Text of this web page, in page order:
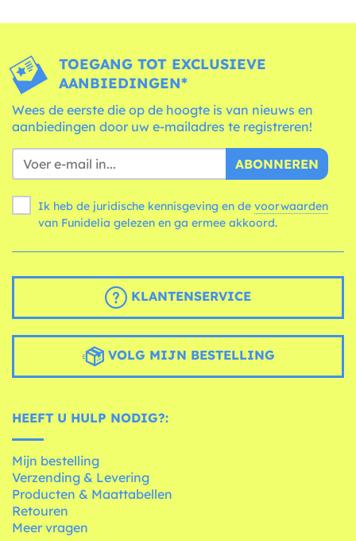
TOEGANG TOT EXCLUSIEVE
AANBIEDINGEN*
Wees de eerste die op de hoogte is van nieuws en
aanbiedingen door uw e-mailadres te registreren!
ABONNEREN
Ik heb de juridische kennisgeving en de voorwaarden
van Funidelia gelezen en ga ermee akkoord.
KLANTENSERVICE
VOLG MIJN BESTELLING
HEEFT U HULP NODIG?:
Mijn bestelling
Verzending & Levering
Producten & Maattabellen
Retouren
Meer vragen